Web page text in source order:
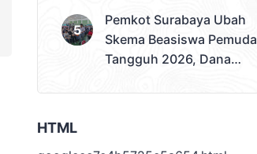
Pemilihan Duta Muda
Sidoarjo 2026
Pemkot Surabaya Ubah
Skema Beasiswa Pemuda
Tangguh 2026, Dana
Sekolah
HTML